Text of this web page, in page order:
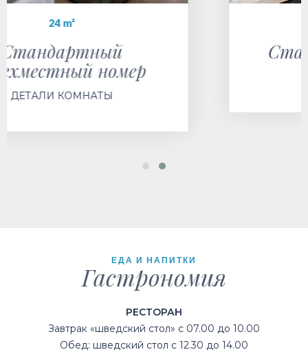
Стандартный номер
ДЕТАЛИ КОМНАТЫ
ЕДА И НАПИТКИ
Гастрономия
РЕСТОРАН
Завтрак «шведский стол» с 07.00 до 10.00
Обед: шведский стол с 12.30 до 14.00